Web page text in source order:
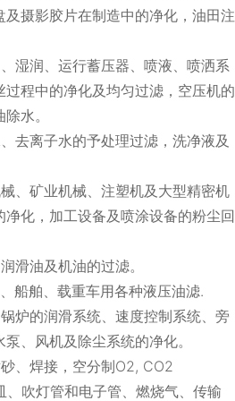
摄影胶片在制造中的净化，油田注
湿润、运行蓄压器、喷液、喷洒系
程中的净化及均匀过滤，空压机的
水。
去离子水的予处理过滤，洗净液及
、矿业机械、注塑机及大型精密机
化，加工设备及喷涂设备的粉尘回
滑油及机油的过滤。
船舶、载重车用各种液压油滤.
炉的润滑系统、速度控制系统、旁
、风机及除尘系统的净化。
、焊接，空分制O2, CO2
、吹灯管和电子管、燃烧气、传输